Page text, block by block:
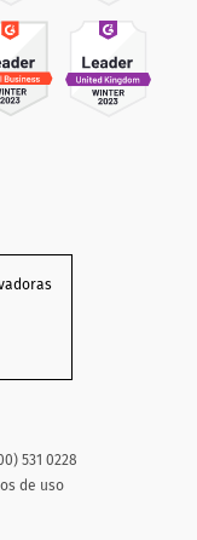
531 0228
de uso